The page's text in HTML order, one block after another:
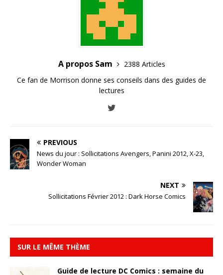
A propos Sam
2388 Articles
Ce fan de Morrison donne ses conseils dans des guides de
lectures
PREVIOUS
News du jour : Sollicitations Avengers, Panini 2012, X-23,
Wonder Woman
NEXT
Sollicitations Février 2012 : Dark Horse Comics
SUR LE MÊME THÈME
Guide de lecture DC Comics : semaine du